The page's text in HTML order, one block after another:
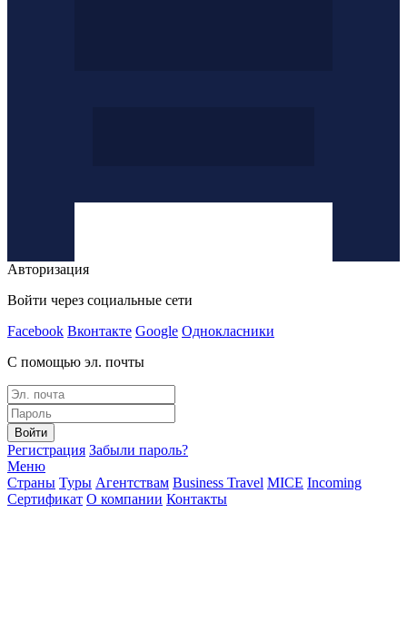
Авторизация
Войти через социальные сети
Facebook Вконтакте Google Однокласники
С помощью эл. почты
Войти
Регистрация Забыли пароль?
Меню
Страны Туры Агентствам Business Travel MICE Incoming
Сертификат О компании Контакты